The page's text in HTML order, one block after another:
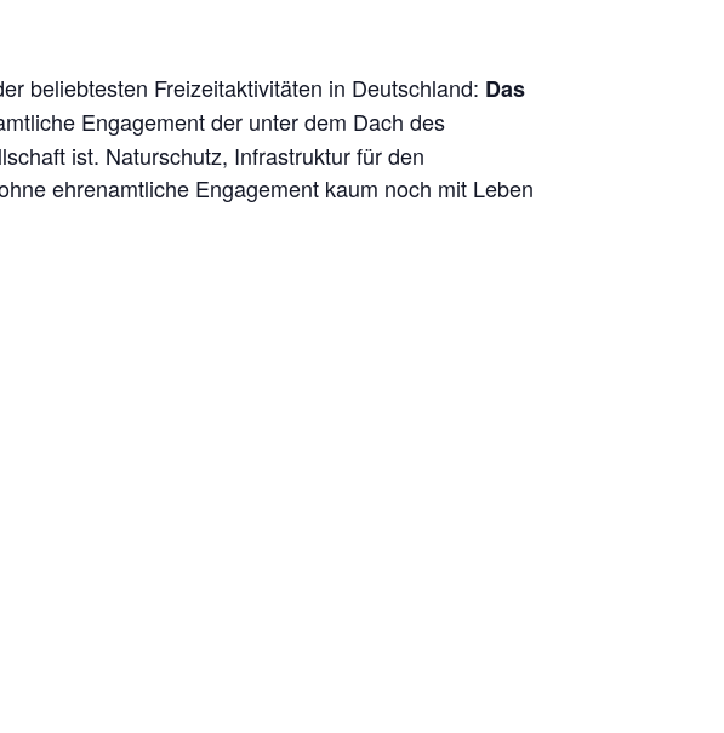
beliebtesten Freizeitaktivitäten in Deutschland: Das
Engagement der unter dem Dach des
ist. Naturschutz, Infrastruktur für den
ehrenamtliche Engagement kaum noch mit Leben